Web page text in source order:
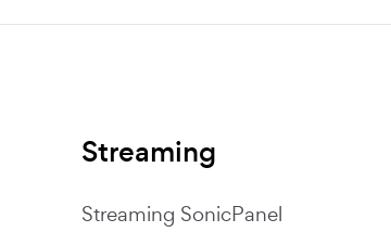
Streaming
Streaming SonicPanel